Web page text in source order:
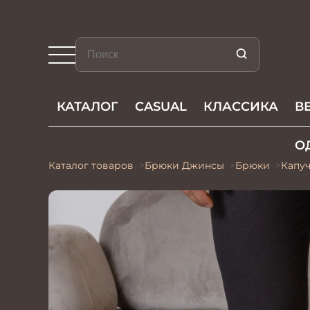
КАТАЛОГ CASUAL КЛАССИКА
Каталог товаров Брюки Джинсы Брюки